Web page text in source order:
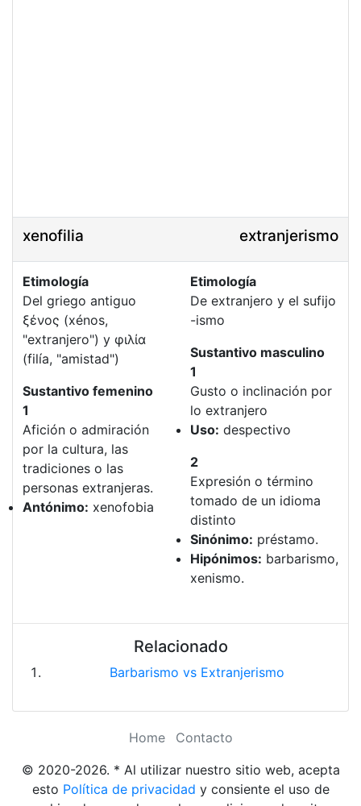
xenofilia extranjerismo
Etimología
Del griego antiguo
ξένος (xénos,
"extranjero") y φιλία
(filía, "amistad")
Sustantivo femenino
1
Afición o admiración
por la cultura, las
tradiciones o las
personas extranjeras.
Antónimo: xenofobia
Etimología
De extranjero y el sufijo
-ismo
Sustantivo masculino
1
Gusto o inclinación por
lo extranjero
Uso: despectivo
2
Expresión o término
tomado de un idioma
distinto
Sinónimo: préstamo.
Hipónimos: barbarismo,
xenismo.
Relacionado
Barbarismo vs Extranjerismo
Home
Contacto
© 2020-2026. * Al utilizar nuestro sitio web, acepta
esto Política de privacidad y consiente el uso de